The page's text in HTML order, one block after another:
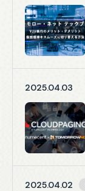
2025.04.03
2025.04.02